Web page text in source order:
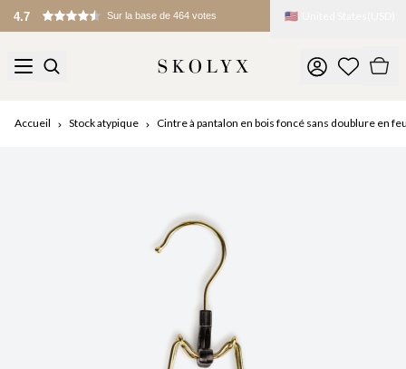
4.7 Sur la base de 464 votes 🇺🇸
Accueil Stock atypique Cintre à pantalon en bois foncé sans doublure en